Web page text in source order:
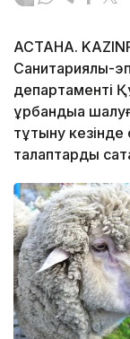
АСТАНА.
Санитариялық-
департаменті
құрбандыққа
тұтыну кезінде
талаптарды